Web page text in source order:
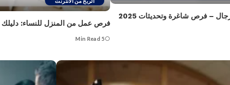
– فرص شاغرة وتحديثات 2025
فرص عمل من المنزل للنساء:
5 Min Read